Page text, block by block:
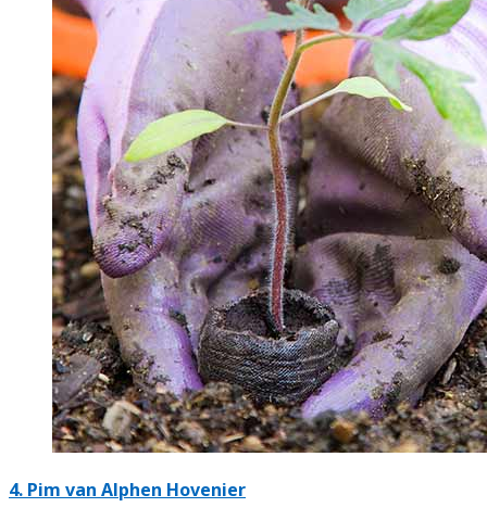
4. Pim van Alphen Hovenier